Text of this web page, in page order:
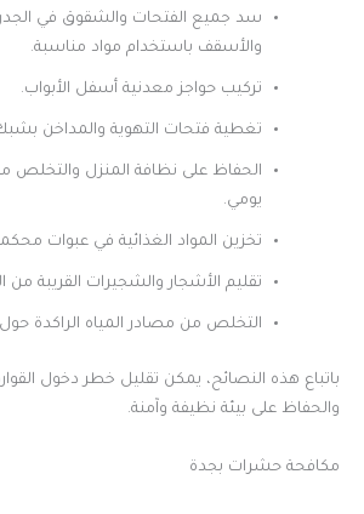
سد جميع الفتحات والشقوق في
والأسقف باستخدام مواد مناسبة.
تركيب حواجز معدنية أسفل الأبواب.
تغطية فتحات التهوية والمداخن
الحفاظ على نظافة المنزل والتخلص
يومي.
تخزين المواد الغذائية في عبوات
تقليم الأشجار والشجيرات القريبة من
التخلص من مصادر المياه الراكدة حول
باتباع هذه النصائح، يمكن تقليل خطر دخول
والحفاظ على بيئة نظيفة وآمنة.
مكافحة حشرات بجدة